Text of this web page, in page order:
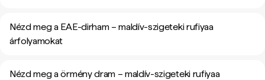
Nézd meg a EAE-dirham – maldív-szigeteki rufiyaa
árfolyamokat
Nézd meg a örmény dram – maldív-szigeteki rufiyaa